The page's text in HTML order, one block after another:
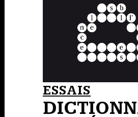
ESSAIS